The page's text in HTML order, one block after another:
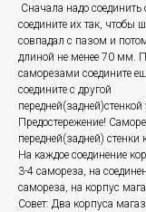
Сначала надо соединить
соедините их так, чтобы
совпадал с пазом и
длиной не менее 70 мм.
саморезами соедините
соедините с другой
передней(задней)стенкой
Предостережение!
передней(задней) стенки
На каждое соединение
3-4 самореза, на
самореза, на корпус
Совет: Два корпуса